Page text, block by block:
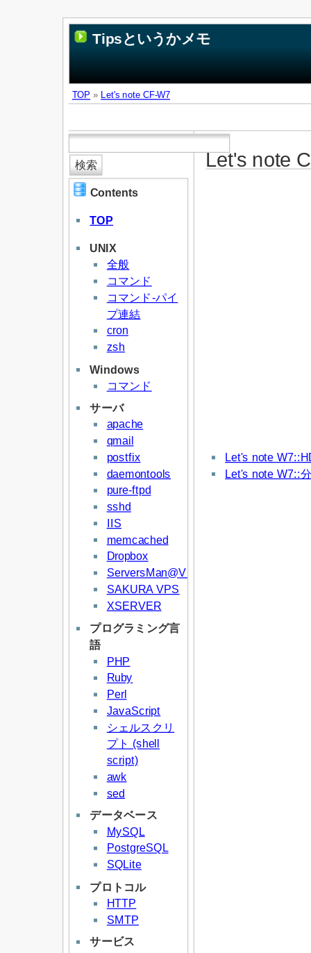
Tipsというかメモ
TOP » Let's note CF-W7
Contents
TOP
UNIX
全般
コマンド
コマンド-パイ
プ連結
cron
zsh
Windows
コマンド
サーバ
apache
qmail
postfix
daemontools
pure-ftpd
sshd
IIS
memcached
Dropbox
ServersMan@VPS
SAKURA VPS
XSERVER
プログラミング言
語
PHP
Ruby
Perl
JavaScript
シェルスクリ
プト (shell
script)
awk
sed
データベース
MySQL
PostgreSQL
SQLite
プロトコル
HTTP
SMTP
サービス
Let's note
Let's note
Let's note W7::